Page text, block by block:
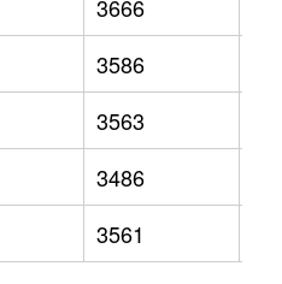
3666
3586
3563
3486
3561